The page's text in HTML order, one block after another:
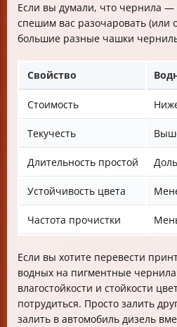
Если вы думали, что чернила —
спешим вас разочаровать (или
большие разные чашки
Свойство
Стоимость
Текучесть
Длительность простой
Устойчивость цвета
Частота прочистки
Если вы хотите перевести
водных на пигментные
влагостойкости и стойкости
потрудиться. Просто залить
залить в автомобиль дизель